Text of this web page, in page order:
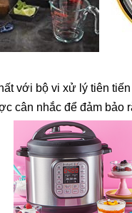
với bộ vi xử lý tiên
cân nhắc để đảm bảo